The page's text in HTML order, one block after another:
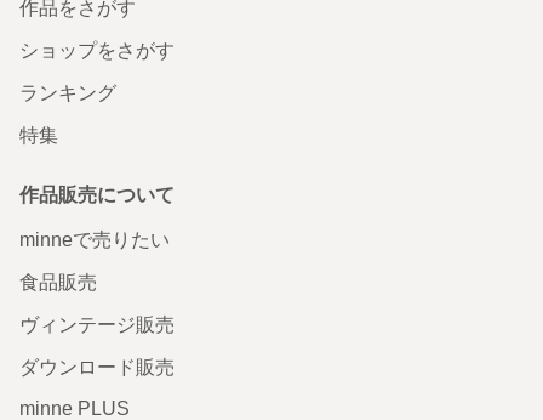
作品をさがす
ショップをさがす
ランキング
特集
作品販売について
minneで売りたい
食品販売
ヴィンテージ販売
ダウンロード販売
minne PLUS